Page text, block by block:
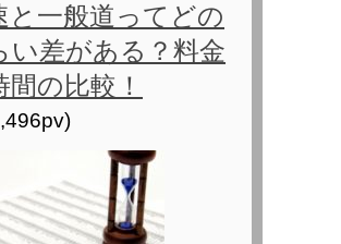
と一般道ってどの
い差がある？料金
間の比較！